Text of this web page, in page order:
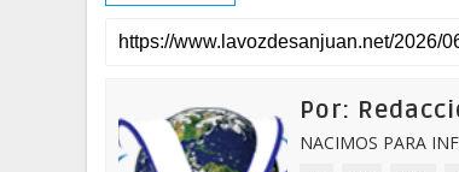
Por:
NACIMOS PARA